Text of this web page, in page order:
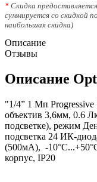
* Скидка
суммируется со скидкой
наибольшая скидка)
Описание
Отзывы
Описание
"1/4” 1 Мп
объектив 3,6мм, 0.6
подсветке), режим
подсветка 24 ИК-
(500мА), -
корпус, IP20